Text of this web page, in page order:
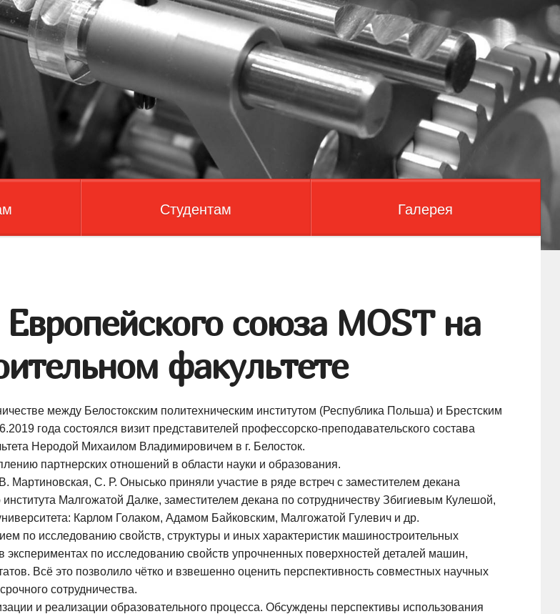
Студентам Галерея
Европейского союза МОSТ на
факультете
между Белостокским политехническим институтом (Республика Польша) и Брестским
года состоялся визит представителей профессорско-преподавательскогосостава
Неродой Михаилом Владимировичем в г. Белосток.
партнерских отношений в области науки и образования.
Мартиновская, С. Р. Оныськоприняли участие в ряде встреч с заместителем декана
Малгожатой Далке, заместителем декана по сотрудничеству Збигиевым Кулешой,
Карлом Голаком, Адамом Байковским, Малгожатой Гулевич и др.
по исследованию свойств, структуры и иных характеристик машиностроительных
по исследованию свойств упрочненных поверхностей деталей машин,
Всё это позволило чётко и взвешенно оценить перспективность совместных научных
сотрудничества.
и реализации образовательного процесса. Обсуждены перспективы использования